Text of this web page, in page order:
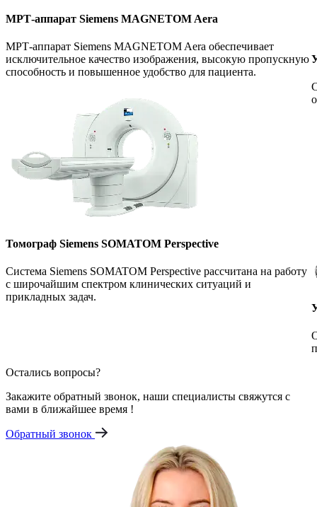
МРТ-аппарат Siemens MAGNETOM Aera
МРТ-аппарат Siemens MAGNETOM Aera обеспечивает
исключительное качество изображения, высокую пропускную
способность и повышенное удобство для пациента.
Томограф Siemens SOMATOM Perspective
Система Siemens SOMATOM Perspective рассчитана на работу
с широчайшим спектром клинических ситуаций и
прикладных задач.
Остались вопросы?
Закажите обратный звонок, наши специалисты свяжутся с
вами в ближайшее время !
Обратный звонок